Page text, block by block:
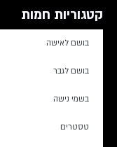
קטגוריות חמות
בושם לאישה
בושם לגבר
בשמי נישה
טסטרים